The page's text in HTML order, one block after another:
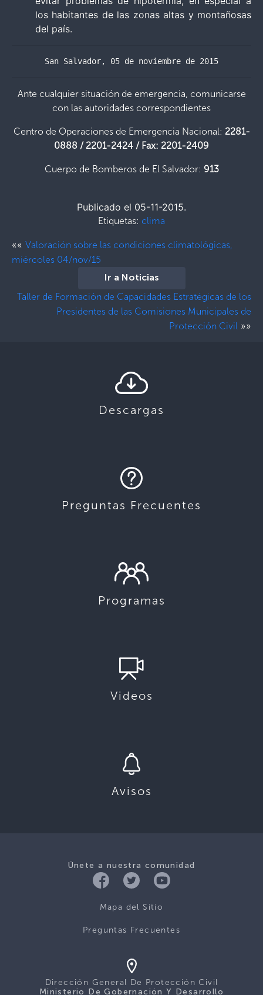
los habitantes de las zonas altas y montañosas
del país.
San Salvador, 05 de noviembre de 2015
Ante cualquier situación de emergencia, comunicarse
con las autoridades correspondientes
Centro de Operaciones de Emergencia Nacional: 2281-
0888 / 2201-2424 / Fax: 2201-2409
Cuerpo de Bomberos de El Salvador: 913
Publicado el 05-11-2015.
Etiquetas: clima
«« Valoración sobre las condiciones climatológicas,
miércoles 04/nov/15
Ir a Noticias
Taller de Formación de Capacidades Estratégicas de los
Presidentes de las Comisiones Municipales de
Protección Civil »»
Descargas
Preguntas Frecuentes
Programas
Videos
Avisos
Únete a nuestra comunidad
Mapa del Sitio
Preguntas Frecuentes
Dirección General De Protección Civil
Ministerio De Gobernación Y Desarrollo